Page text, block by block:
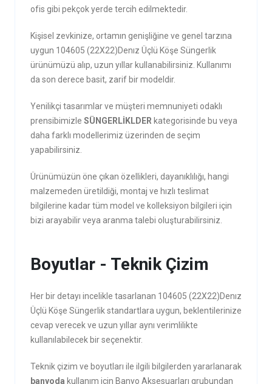
ofis gibi pekçok yerde tercih edilmektedir.
Kişisel zevkinize, ortamın genişliğine ve genel tarzına
uygun 104605 (22X22)Denız Üçlü Köşe Süngerlik
ürünümüzü alıp, uzun yıllar kullanabilirsiniz. Kullanımı
da son derece basit, zarif bir modeldir.
Yenilikçi tasarımlar ve müşteri memnuniyeti odaklı
prensibimizle SÜNGERLİKLDER kategorisinde bu veya
daha farklı modellerimiz üzerinden de seçim
yapabilirsiniz.
Ürünümüzün öne çıkan özellikleri, dayanıklılığı, hangi
malzemeden üretildiği, montaj ve hızlı teslimat
bilgilerine kadar tüm model ve kolleksiyon bilgileri için
bizi arayabilir veya aranma talebi oluşturabilirsiniz.
Boyutlar - Teknik Çizim
Her bir detayı incelikle tasarlanan 104605 (22X22)Denız
Üçlü Köşe Süngerlik standartlara uygun, beklentilerinize
cevap verecek ve uzun yıllar aynı verimlilikte
kullanılabilecek bir seçenektir.
Teknik çizim ve boyutları ile ilgili bilgilerden yararlanarak
banyoda kullanım için Banyo Aksesuarları grubundan